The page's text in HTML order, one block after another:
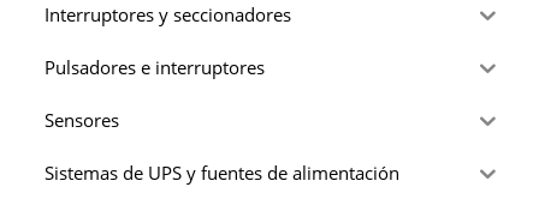
Interruptores y seccionadores
Pulsadores e interruptores
Sensores
Sistemas de UPS y fuentes de alimentación